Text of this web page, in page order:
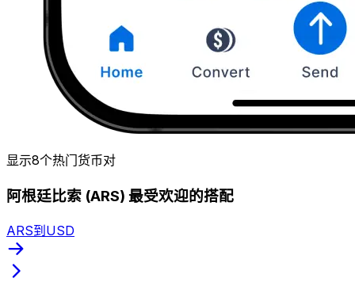
显示8个热门货币对
阿根廷比索 (ARS) 最受欢迎的搭配
ARS到USD